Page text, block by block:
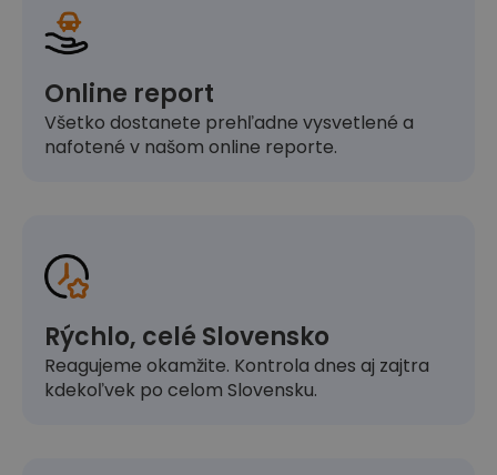
Online report
Všetko dostanete prehľadne vysvetlené a
nafotené v našom online reporte.
Rýchlo, celé Slovensko
Reagujeme okamžite. Kontrola dnes aj zajtra
kdekoľvek po celom Slovensku.